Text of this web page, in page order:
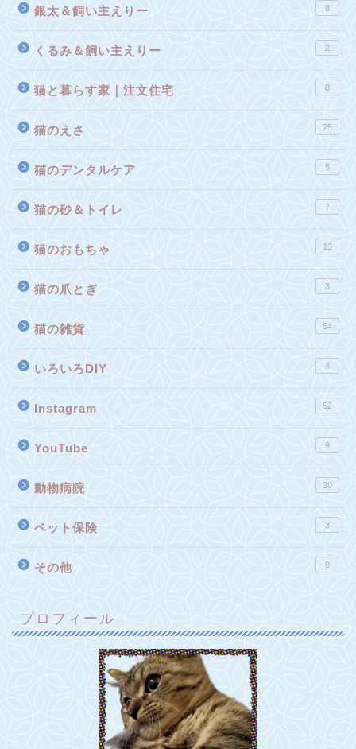
銀太＆飼い主えりー 8
くるみ＆飼い主えりー 2
猫と暮らす家｜注文住宅 8
猫のえさ 25
猫のデンタルケア 5
猫の砂＆トイレ 7
猫のおもちゃ 13
猫の爪とぎ 3
猫の雑貨 54
いろいろDIY 4
Instagram 52
YouTube 9
動物病院 30
ペット保険 3
その他 9
プロフィール